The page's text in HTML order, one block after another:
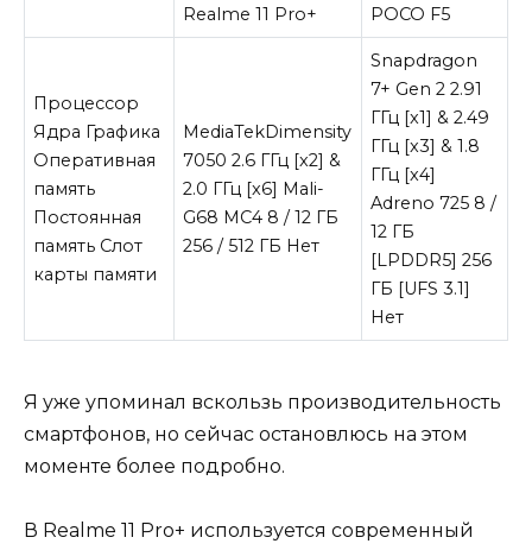
Realme 11 Pro+ POCO F5
Процессор
Ядра Графика
Оперативная
память
Постоянная
память Слот
карты памяти
MediaTekDimensity
7050 2.6 ГГц [x2] &
2.0 ГГц [x6] Mali-
G68 MC4 8 / 12 ГБ
256 / 512 ГБ Нет
Snapdragon
7+ Gen 2 2.91
ГГц [x1] & 2.49
ГГц [x3] & 1.8
ГГц [x4]
Adreno 725 8 /
12 ГБ
[LPDDR5] 256
ГБ [UFS 3.1]
Нет
Я уже упоминал вскользь производительность
смартфонов, но сейчас остановлюсь на этом
моменте более подробно.
В Realme 11 Pro+ используется современный